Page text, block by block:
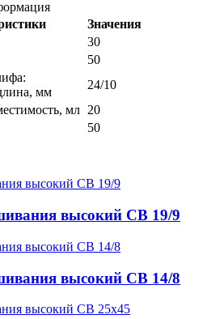
Значения
30
50
мм
24/10
мл 20
50
высокий СВ 19/9
высокий СВ 14/8